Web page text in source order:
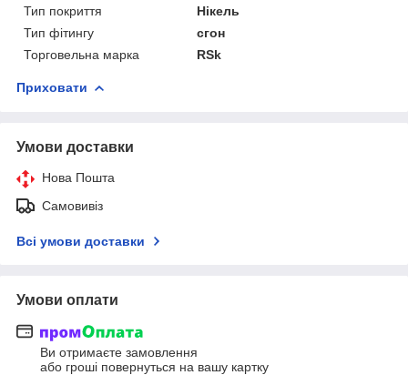
Тип покриття
Нікель
Тип фітингу
сгон
Торговельна марка
RSk
Приховати
Умови доставки
Нова Пошта
Самовивіз
Всі умови доставки
Умови оплати
Ви отримаєте замовлення
або гроші повернуться на вашу картку